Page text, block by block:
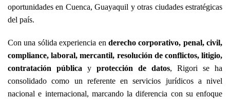
oportunidades en Cuenca, Guayaquil y otras ciudades estratégicas
del país.
Con una sólida experiencia en derecho corporativo, penal, civil,
compliance, laboral, mercantil, resolución de conflictos, litigio,
contratación pública y protección de datos, Rigori se ha
consolidado como un referente en servicios jurídicos a nivel
nacional e internacional, marcando la diferencia con su enfoque